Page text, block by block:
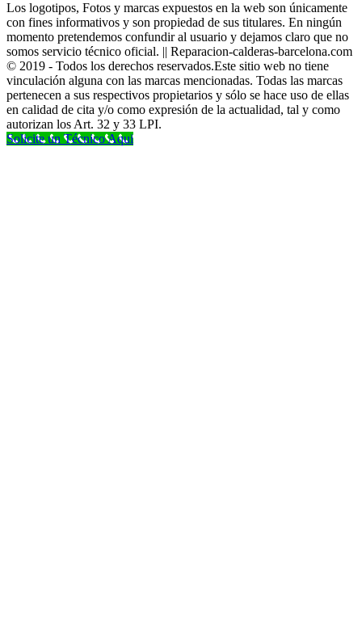
Los logotipos, Fotos y marcas expuestos en la web son únicamente
con fines informativos y son propiedad de sus titulares. En ningún
momento pretendemos confundir al usuario y dejamos claro que no
somos servicio técnico oficial. || Reparacion-calderas-barcelona.com
© 2019 - Todos los derechos reservados.Este sitio web no tiene
vinculación alguna con las marcas mencionadas. Todas las marcas
pertenecen a sus respectivos propietarios y sólo se hace uso de ellas
en calidad de cita y/o como expresión de la actualidad, tal y como
autorizan los Art. 32 y 33 LPI.
Solicite un Técnico Aqui